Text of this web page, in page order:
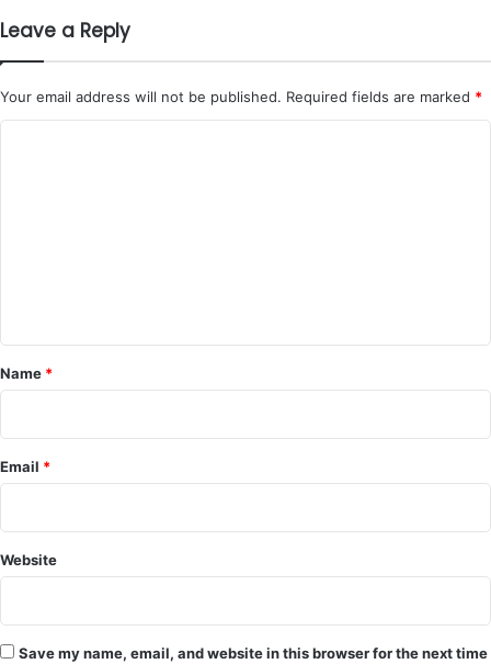
Leave a Reply
Your email address will not be published. Required fields are marked *
*
Name *
Email *
Website
Save my name, email, and website in this browser for the next time